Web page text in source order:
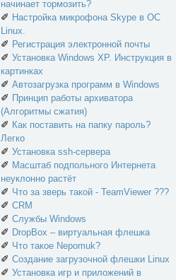
начинает тормозить?
✐ Настройка микрофона Skype в ОС
Linux.
✐ Регистрация электронной почты
✐ Установка Windows XP. Инструкция в
картинках
✐ Автозагрузка программ в Windows
✐ Принцип работы архиватора
(Алгоритмы сжатия)
✐ Как поставить на папку пароль?
Легко
✐ Установка ssh-сервера
✐ Масштаб подпольного Интернета
неуклонно растёт
✐ Что за зверь такой - TeamViewer ???
✐ CRM
✐ Службы Windows
✐ DropBox – виртуальная флешка
✐ Что такое Nepomuk?
✐ Создание загрузочной флешки Linux
✐ Установка игр и приложений в